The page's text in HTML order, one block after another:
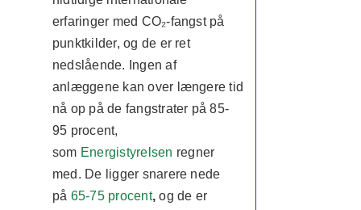
erfaringer med CO₂-fangst på
punktkilder, og de er ret
nedslående.
Ingen af
anlæggene kan over længere tid
nå op på de fangstrater på 85-
95 procent,
som Energistyrelsen regner
med. De ligger snarere nede
på 65-75 procent, og de er